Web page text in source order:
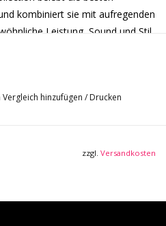
kombiniert sie mit aufregenden
Leistung, Sound und Stil
SingleCut mit Chromatic II
Eine dominierende Gitarre
Humbucking Pickups
Vergleich hinzufügen / Drucken
zzgl. Versandkosten